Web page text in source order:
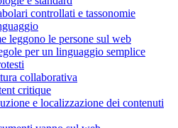
controllati e tassonomie
leggono le persone sul web
per un linguaggio semplice
collaborativa
critique
e localizzazione dei contenuti